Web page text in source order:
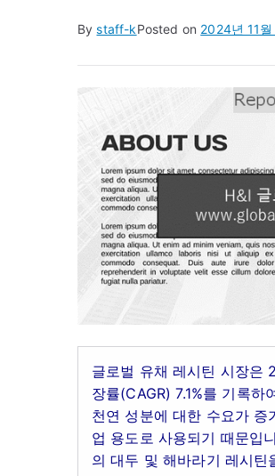
Bystaff-kPosted on 2024년 11월
글로벌 유채 레시틴 시장은
장률(CAGR) 7.1%를 기록
천연 성분에 대한 수요가
업 용도로 사용되기 때문입
의 대두 및 해바라기 레시